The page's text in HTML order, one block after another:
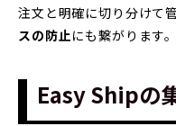
注文と明確に切り分けて
スの防止にも繋がります。
Easy Shipの